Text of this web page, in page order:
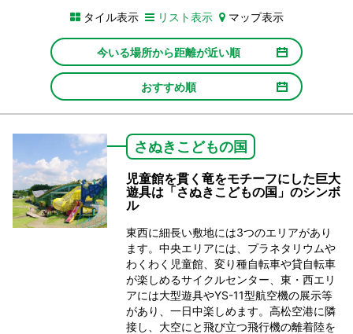
「文化遺産としてのモダニズム建築20選」に選ばれ
た有名建築物
津田の松原・琴林公園
総本山 善通寺
重塔がシンボル
讃岐うどんには欠かせない新鮮な伊吹いりこは出汁
にぴったり
おさるの国 銚子渓
日開催。
タイル表示 リスト表示 マップ表示
今いる場所から距離が近い順
おすすめ順
さぬきこどもの国
児童館を貫く竜をモチーフにした巨大
遊具は「さぬきこどもの国」のシンボ
ル
東西に細長い敷地には3つのエリアがあり
ます。中央エリアには、プラネタリウムや
わくわく児童館、変り種自転車や貸自転車
が楽しめるサイクルセンター、東・西エリ
アには大型遊具やYS-11型航空機の展示等
があり、一日中楽しめます。高松空港に隣
接し、大空にと飛び立つ飛行機の離着陸を